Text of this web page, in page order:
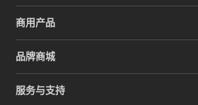
商用产品
品牌商城
服务与支持